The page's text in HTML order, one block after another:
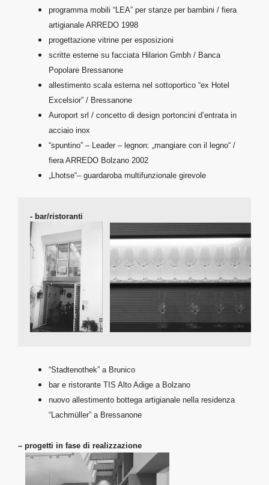
programma mobili “LEA” per stanze per bambini / fiera
artigianale ARREDO 1998
progettazione vitrine per esposizioni
scritte esterne su facciata Hilarion Gmbh / Banca
Popolare Bressanone
allestimento scala esterna nel sottoportico “ex Hotel
Excelsior” / Bressanone
Auroport srl / concetto di design portoncini d’entrata in
acciaio inox
“spuntino” – Leader – legnon: „mangiare con il legno“ /
fiera ARREDO Bolzano 2002
„Lhotse“– guardaroba multifunzionale girevole
“Stadtenothek” a Brunico
bar e ristorante TIS Alto Adige a Bolzano
nuovo allestimento bottega artigianale nella residenza
“Lachmüller” a Bressanone
– progetti in fase di realizzazione